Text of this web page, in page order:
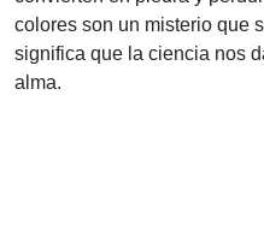
colores son un misterio que
significa que la ciencia nos
alma.